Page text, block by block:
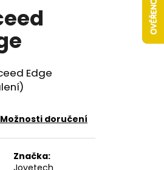
Edge
Možnosti doručení
Značka:
Joyetech
Následující